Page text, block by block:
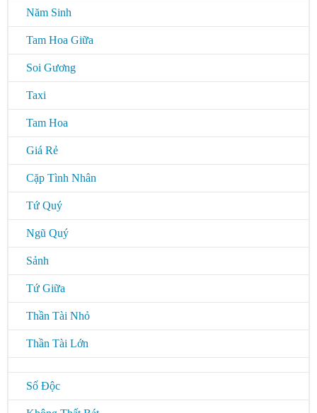
Năm Sinh
Tam Hoa Giữa
Soi Gương
Taxi
Tam Hoa
Giá Rẻ
Cặp Tình Nhân
Tứ Quý
Ngũ Quý
Sảnh
Tứ Giữa
Thần Tài Nhỏ
Thần Tài Lớn
Số Độc